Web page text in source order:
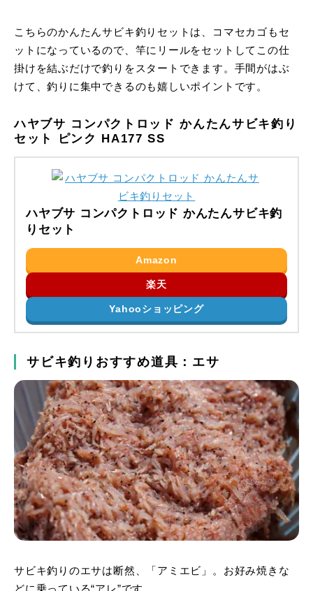
こちらのかんたんサビキ釣りセットは、コマセカゴもセ
ットになっているので、竿にリールをセットしてこの仕
掛けを結ぶだけで釣りをスタートできます。手間がはぶ
けて、釣りに集中できるのも嬉しいポイントです。
ハヤブサ コンパクトロッド かんたんサビキ釣り
セット ピンク HA177 SS
ハヤブサ コンパクトロッド かんたんサビキ釣
りセット
Amazon
楽天
Yahooショッピング
サビキ釣りおすすめ道具：エサ
サビキ釣りのエサは断然、「アミエビ」。お好み焼きな
どに乗っている“アレ”です。